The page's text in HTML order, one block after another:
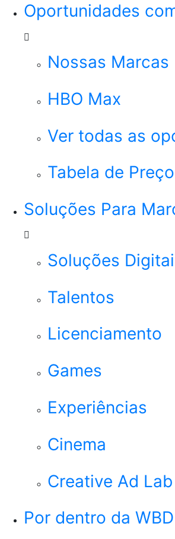
Oportunidades
Nossas Marcas
HBO Max
Ver todas as
Tabela de Preço
Soluções Para
Soluções
Talentos
Licenciamento
Games
Experiências
Cinema
Creative Ad Lab
Por dentro da WBD